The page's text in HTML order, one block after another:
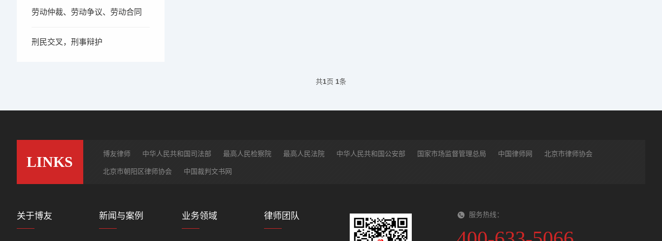
劳动仲裁、劳动争议、劳动合同
刑民交叉，刑事辩护
共1页 1条
LINKS 博友律师 中华人民共和国司法部 最高人民检察院 最高人民法院 中华人民共和国公安部 国家市场监督管理总局 中国律师网 北京市律师协会
北京市朝阳区律师协会 中国裁判文书网
关于博友 新闻与案例 业务领域 律师团队 服务热线：